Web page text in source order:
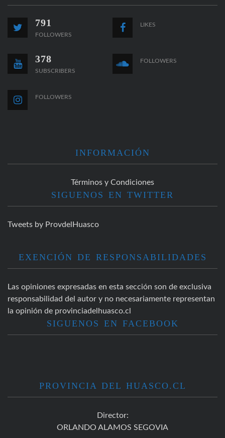
791
FOLLOWERS
LIKES
378
SUBSCRIBERS
FOLLOWERS
FOLLOWERS
INFORMACIÓN
Términos y Condiciones
SIGUENOS EN TWITTER
Tweets by ProvdelHuasco
EXENCIÓN DE RESPONSABILIDADES
Las opiniones expresadas en esta sección son de exclusiva
responsabilidad del autor y no necesariamente representan
la opinión de provinciadelhuasco.cl
SIGUENOS EN FACEBOOK
PROVINCIA DEL HUASCO.CL
Director:
ORLANDO ALAMOS SEGOVIA